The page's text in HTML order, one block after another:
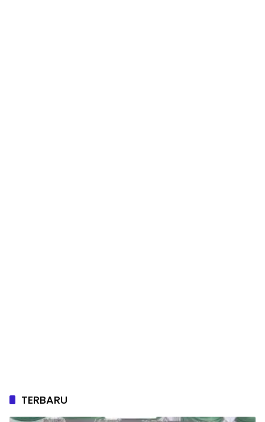
TERBARU